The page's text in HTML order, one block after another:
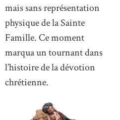
mais sans représentation
physique de la Sainte
Famille. Ce moment
marqua un tournant dans
l’histoire de la dévotion
chrétienne.